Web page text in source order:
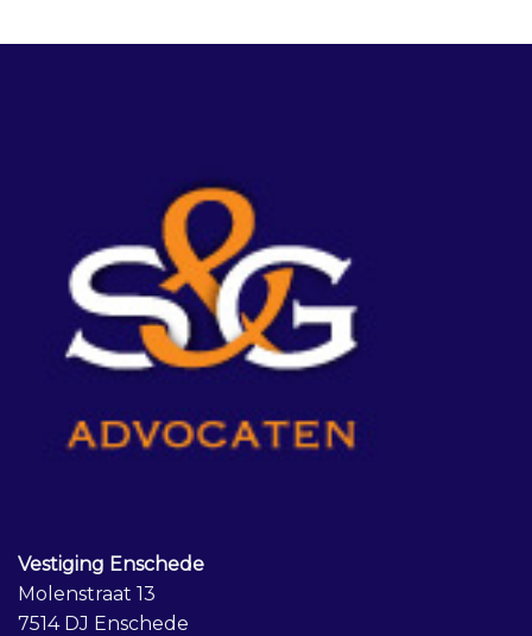
Vestiging Enschede
Molenstraat 13
7514 DJ Enschede